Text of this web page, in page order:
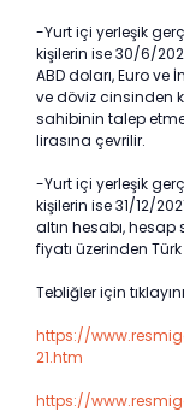
-Yurt içi yerleşik
kişilerin ise 30/6/
ABD doları, Euro
ve döviz cinsinden
sahibinin talep
lirasına çevrilir.
-Yurt içi yerleşik
kişilerin ise 31/12/
altın hesabı,
fiyatı üzerinden
Tebliğler için
https://
21.htm
https://